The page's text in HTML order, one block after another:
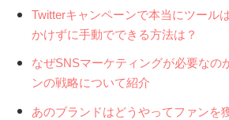
Twitterキャンペーンで本当にツール
かけずに手動でできる方法は？
なぜSNSマーケティングが必要なの
ンの戦略について紹介
あのブランドはどうやってファンを